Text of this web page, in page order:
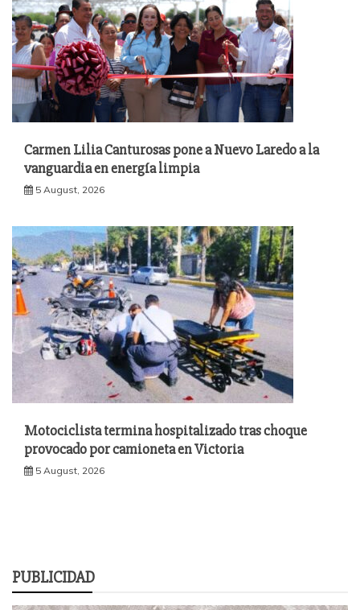
Carmen Lilia Canturosas pone a Nuevo Laredo a la
vanguardia en energía limpia
5 August, 2026
Motociclista termina hospitalizado tras choque
provocado por camioneta en Victoria
5 August, 2026
PUBLICIDAD